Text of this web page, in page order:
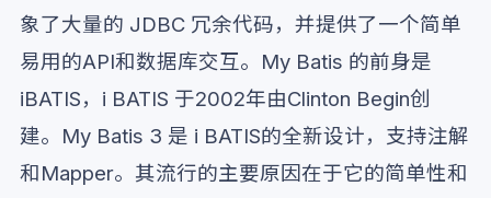
象了大量的 JDBC 冗余代码，并提供了一个简单
易用的API和数据库交互。My Batis 的前身是
iBATIS，i BATIS 于2002年由Clinton Begin创
建。My Batis 3 是 i BATIS的全新设计，支持注解
和Mapper。其流行的主要原因在于它的简单性和